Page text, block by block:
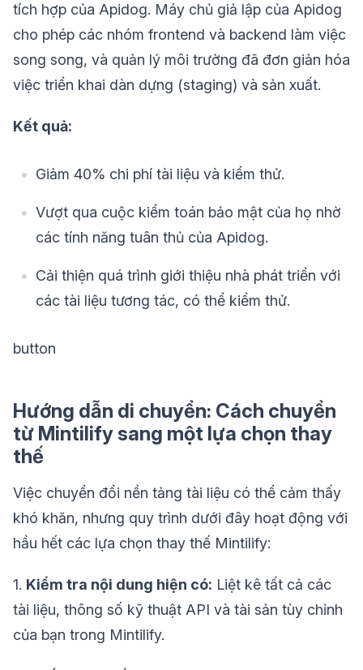
tích hợp của Apidog. Máy chủ giả lập của Apidog
cho phép các nhóm frontend và backend làm việc
song song, và quản lý môi trường đã đơn giản hóa
việc triển khai dàn dựng (staging) và sản xuất.
Kết quả:
Giảm 40% chi phí tài liệu và kiểm thử.
Vượt qua cuộc kiểm toán bảo mật của họ nhờ
các tính năng tuân thủ của Apidog.
Cải thiện quá trình giới thiệu nhà phát triển với
các tài liệu tương tác, có thể kiểm thử.
button
Hướng dẫn di chuyển: Cách chuyển
từ Mintilify sang một lựa chọn thay
thế
Việc chuyển đổi nền tảng tài liệu có thể cảm thấy
khó khăn, nhưng quy trình dưới đây hoạt động với
hầu hết các lựa chọn thay thế Mintilify:
1. Kiểm tra nội dung hiện có: Liệt kê tất cả các
tài liệu, thông số kỹ thuật API và tài sản tùy chỉnh
của bạn trong Mintilify.